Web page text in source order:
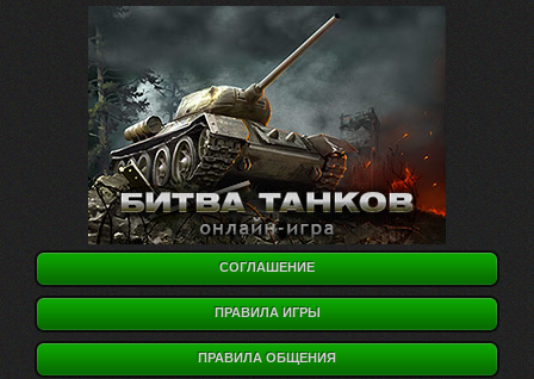
СОГЛАШЕНИЕ
ПРАВИЛА ИГРЫ
ПРАВИЛА ОБЩЕНИЯ